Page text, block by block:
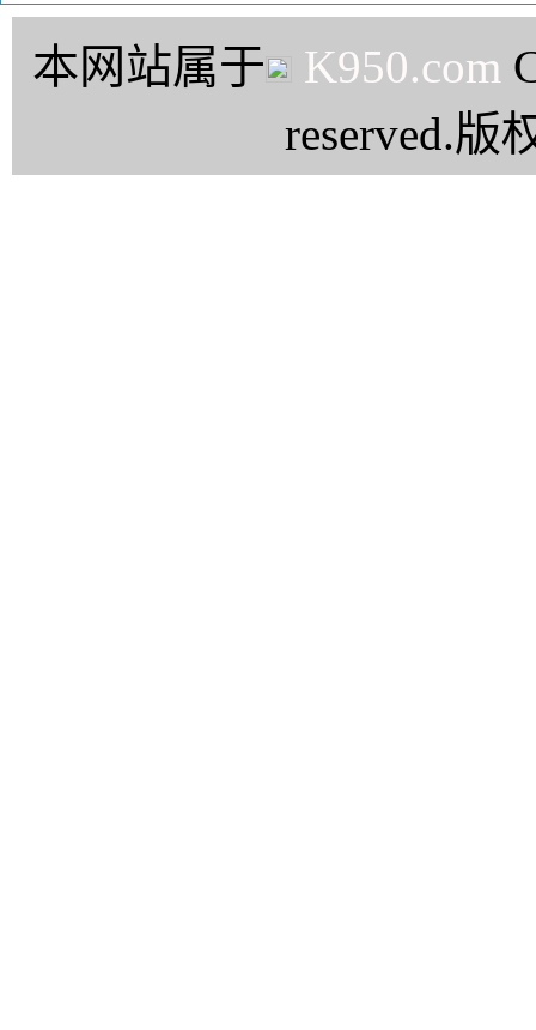
本网站属于 K950.com
reserved.版